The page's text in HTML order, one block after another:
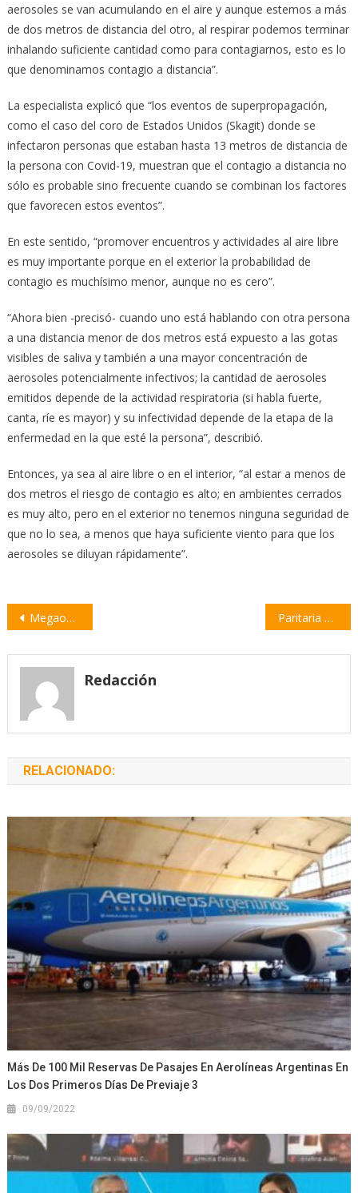
aerosoles se van acumulando en el aire y aunque estemos a más
de dos metros de distancia del otro, al respirar podemos terminar
inhalando suficiente cantidad como para contagiarnos, esto es lo
que denominamos contagio a distancia”.
La especialista explicó que “los eventos de superpropagación,
como el caso del coro de Estados Unidos (Skagit) donde se
infectaron personas que estaban hasta 13 metros de distancia de
la persona con Covid-19, muestran que el contagio a distancia no
sólo es probable sino frecuente cuando se combinan los factores
que favorecen estos eventos”.
En este sentido, “promover encuentros y actividades al aire libre
es muy importante porque en el exterior la probabilidad de
contagio es muchísimo menor, aunque no es cero”.
“Ahora bien -precisó- cuando uno está hablando con otra persona
a una distancia menor de dos metros está expuesto a las gotas
visibles de saliva y también a una mayor concentración de
aerosoles potencialmente infectivos; la cantidad de aerosoles
emitidos depende de la actividad respiratoria (si habla fuerte,
canta, ríe es mayor) y su infectividad depende de la etapa de la
enfermedad en la que esté la persona”, describió.
Entonces, ya sea al aire libre o en el interior, “al estar a menos de
dos metros el riesgo de contagio es alto; en ambientes cerrados
es muy alto, pero en el exterior no tenemos ninguna seguridad de
que no lo sea, a menos que haya suficiente viento para que los
aerosoles se diluyan rápidamente”.
Navegación
entradas
Megaoperativo de Gendarmería por las calles de Villa Constitución Paritaria nacional docente: nuevo salario mínimo garantizado
Redacción
RELACIONADO:
Más De 100 Mil Reservas De Pasajes En Aerolíneas Argentinas En
Los Dos Primeros Días De Previaje 3
09/09/2022